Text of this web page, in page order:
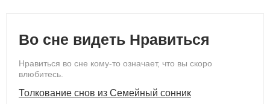
Во сне видеть Нравиться
Нравиться во сне кому-то означает, что вы скоро
влюбитесь.
Толкование снов из Семейный сонник